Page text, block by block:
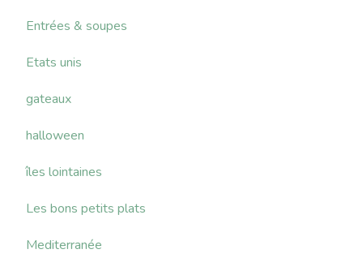
Entrées & soupes
Etats unis
gateaux
halloween
îles lointaines
Les bons petits plats
Mediterranée